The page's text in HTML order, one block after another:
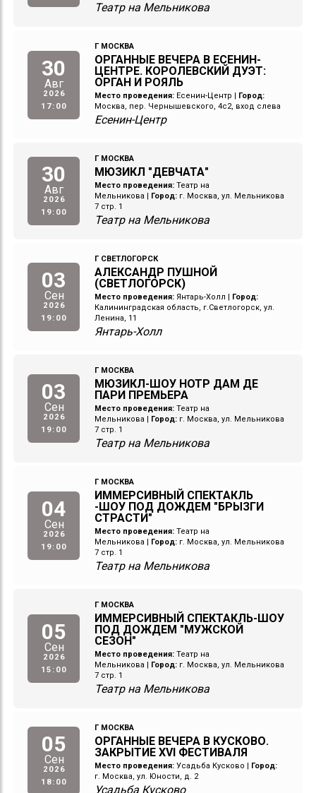
Театр на Мельникова
30
Авг
2026
17:00
Г МОСКВА
ОРГАННЫЕ ВЕЧЕРА В ЕСЕНИН-
ЦЕНТРЕ. КОРОЛЕВСКИЙ ДУЭТ:
ОРГАН И РОЯЛЬ
Место проведения: Есенин-Центр
Город:
Москва, пер. Чернышевского, 4с2, вход слева
Есенин-Центр
30
Авг
2026
19:00
Г МОСКВА
МЮЗИКЛ "ДЕВЧАТА"
Место проведения: Театр на
Мельникова
Город: г. Москва, ул. Мельникова
7 стр. 1
Театр на Мельникова
03
Сен
2026
19:00
Г СВЕТЛОГОРСК
АЛЕКСАНДР ПУШНОЙ
(СВЕТЛОГОРСК)
Место проведения: Янтарь-Холл
Город:
Калининградская область, г.Светлогорск, ул.
Ленина, 11
Янтарь-Холл
03
Сен
2026
19:00
Г МОСКВА
МЮЗИКЛ-ШОУ НОТР ДАМ ДЕ
ПАРИ ПРЕМЬЕРА
Место проведения: Театр на
Мельникова
Город: г. Москва, ул. Мельникова
7 стр. 1
Театр на Мельникова
04
Сен
2026
19:00
Г МОСКВА
ИММЕРСИВНЫЙ СПЕКТАКЛЬ
-ШОУ ПОД ДОЖДЕМ "БРЫЗГИ
СТРАСТИ"
Место проведения: Театр на
Мельникова
Город: г. Москва, ул. Мельникова
7 стр. 1
Театр на Мельникова
05
Сен
2026
15:00
Г МОСКВА
ИММЕРСИВНЫЙ СПЕКТАКЛЬ-ШОУ
ПОД ДОЖДЕМ "МУЖСКОЙ
СЕЗОН"
Место проведения: Театр на
Мельникова
Город: г. Москва, ул. Мельникова
7 стр. 1
Театр на Мельникова
05
Сен
2026
18:00
Г МОСКВА
ОРГАННЫЕ ВЕЧЕРА В КУСКОВО.
ЗАКРЫТИЕ XVI ФЕСТИВАЛЯ
Место проведения: Усадьба Кусково
Город:
г. Москва, ул. Юности, д. 2
Усадьба Кусково